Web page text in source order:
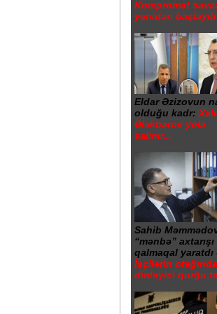
Kompromat
yenidən başlayıb
Eldar Əzizovun
olduğu kadr:
Ələkbərov yola
salınır...
Sahib
“mənbə” axtarışı
qalmaqal yaratdı
İşçilərin
dinləyici qurğu